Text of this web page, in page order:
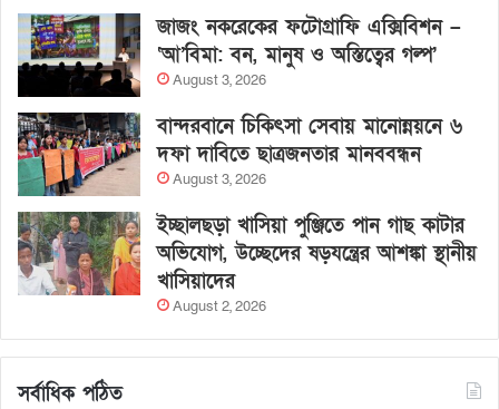
জাজং নকরেকের ফটোগ্রাফি এক্সিবিশন –
‘আ’বিমা: বন, মানুষ ও অস্তিত্বের গল্প’
August 3, 2026
বান্দরবানে চিকিৎসা সেবায় মানোন্নয়নে ৬
দফা দাবিতে ছাত্রজনতার মানববন্ধন
August 3, 2026
ইচ্ছালছড়া খাসিয়া পুঞ্জিতে পান গাছ কাটার
অভিযোগ, উচ্ছেদের ষড়যন্ত্রের আশঙ্কা স্থানীয়
খাসিয়াদের
August 2, 2026
সর্বাধিক পঠিত